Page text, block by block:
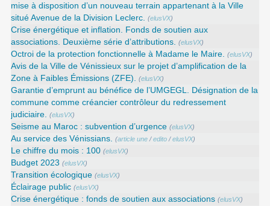
mise à disposition d’un nouveau terrain appartenant à la Ville
situé Avenue de la Division Leclerc. (elusVX)
Crise énergétique et inflation. Fonds de soutien aux
associations. Deuxième série d’attributions. (elusVX)
Octroi de la protection fonctionnelle à Madame le Maire. (elusVX)
Avis de la Ville de Vénissieux sur le projet d’amplification de la
Zone à Faibles Émissions (ZFE). (elusVX)
Garantie d’emprunt au bénéfice de l’UMGEGL. Désignation de la
commune comme créancier contrôleur du redressement
judiciaire. (elusVX)
Seisme au Maroc : subvention d’urgence (elusVX)
Au service des Vénissians. (article une /edito /elusVX)
Le chiffre du mois : 100 (elusVX)
Budget 2023 (elusVX)
Transition écologique (elusVX)
Éclairage public (elusVX)
Crise énergétique : fonds de soutien aux associations (elusVX)